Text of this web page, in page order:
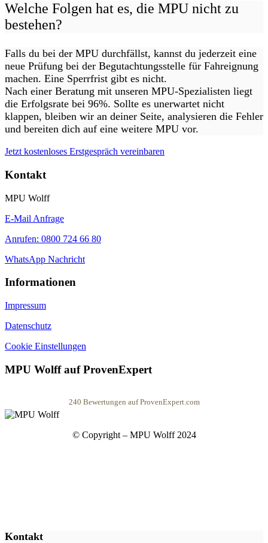
Welche Folgen hat es, die MPU nicht zu
bestehen?
Falls du bei der MPU durchfällst, kannst du jederzeit eine
neue Prüfung bei der Begutachtungsstelle für Fahreignung
machen. Eine Sperrfrist gibt es nicht.
Nach einer Beratung mit unseren MPU-Spezialisten liegt
die Erfolgsrate bei 96%. Sollte es unerwartet nicht
klappen, bleiben wir an deiner Seite, analysieren die Fehler
und bereiten dich auf eine weitere MPU vor.
Jetzt kostenloses Erstgespräch vereinbaren
Kontakt
MPU Wolff
E-Mail Anfrage
Anrufen: 0800 724 66 80
WhatsApp Nachricht
Informationen
Impressum
Datenschutz
Cookie Einstellungen
MPU Wolff auf ProvenExpert
MPU Wolff
240 Bewertungen auf ProvenExpert.com
© Copyright – MPU Wolff 2024
Kontakt